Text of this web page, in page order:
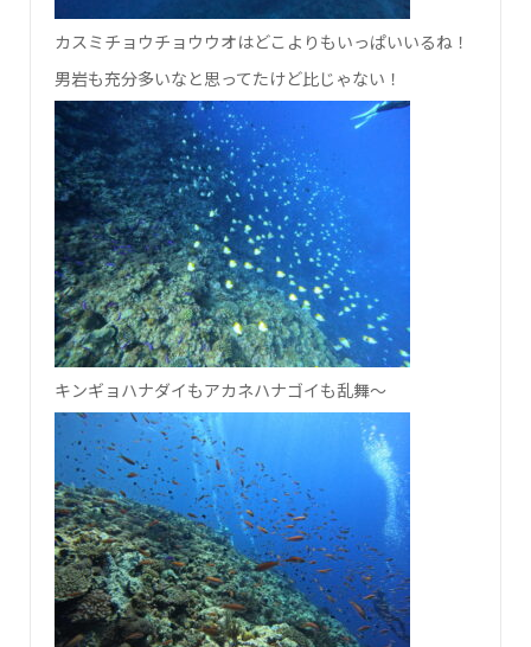
カスミチョウチョウウオはどこよりもいっぱいいるね！
男岩も充分多いなと思ってたけど比じゃない！
キンギョハナダイもアカネハナゴイも乱舞～